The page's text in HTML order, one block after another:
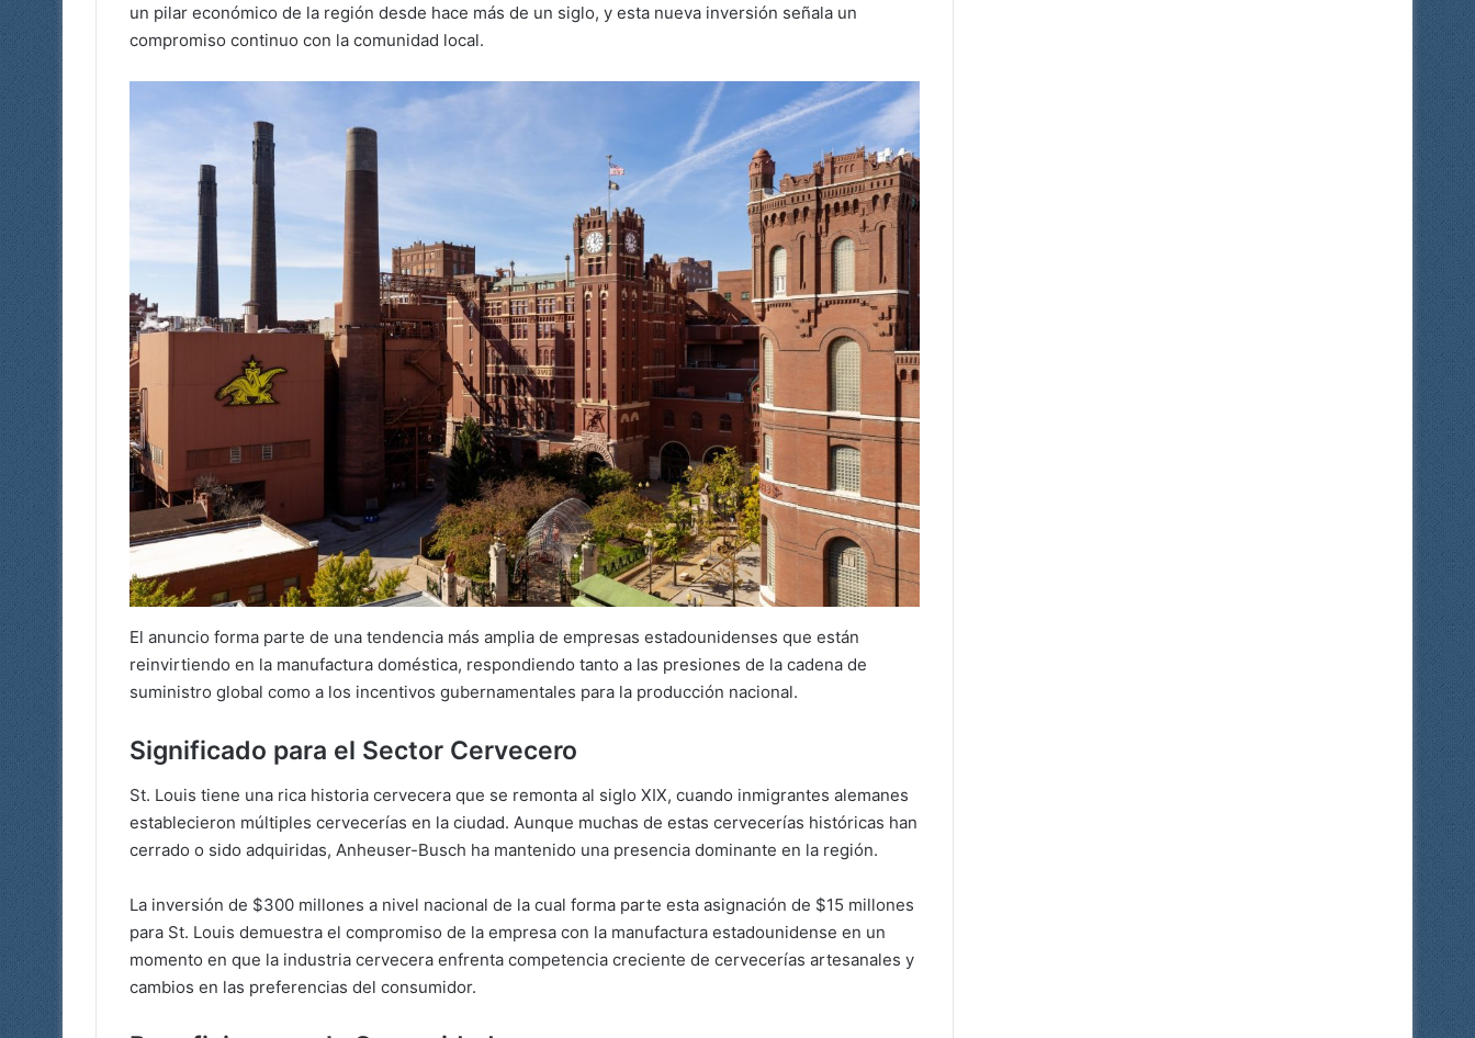
un pilar económico de la región desde hace más de un siglo, y esta nueva inversión señala un
compromiso continuo con la comunidad local.
El anuncio forma parte de una tendencia más amplia de empresas estadounidenses que están
reinvirtiendo en la manufactura doméstica, respondiendo tanto a las presiones de la cadena de
suministro global como a los incentivos gubernamentales para la producción nacional.
Significado para el Sector Cervecero
St. Louis tiene una rica historia cervecera que se remonta al siglo XIX, cuando inmigrantes alemanes
establecieron múltiples cervecerías en la ciudad. Aunque muchas de estas cervecerías históricas han
cerrado o sido adquiridas, Anheuser-Busch ha mantenido una presencia dominante en la región.
La inversión de $300 millones a nivel nacional de la cual forma parte esta asignación de $15 millones
para St. Louis demuestra el compromiso de la empresa con la manufactura estadounidense en un
momento en que la industria cervecera enfrenta competencia creciente de cervecerías artesanales y
cambios en las preferencias del consumidor.